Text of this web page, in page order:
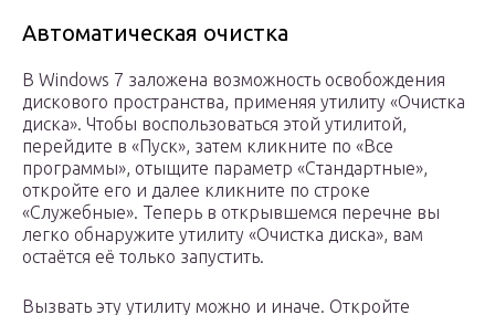
Автоматическая очистка
В Windows 7 заложена возможность освобождения
дискового пространства, применяя утилиту «Очистка
диска». Чтобы воспользоваться этой утилитой,
перейдите в «Пуск», затем кликните по «Все
программы», отыщите параметр «Стандартные»,
откройте его и далее кликните по строке
«Служебные». Теперь в открывшемся перечне вы
легко обнаружите утилиту «Очистка диска», вам
остаётся её только запустить.
Вызвать эту утилиту можно и иначе. Откройте